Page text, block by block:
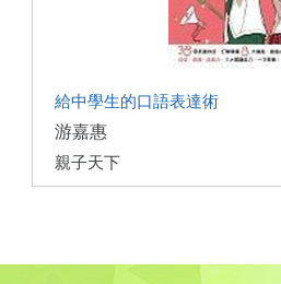
給中學生的口語表達術
游嘉惠
親子天下